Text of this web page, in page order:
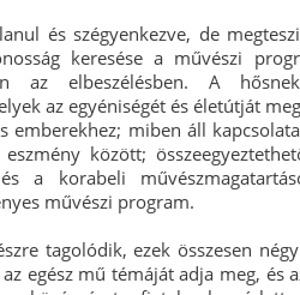
és szégyenkezve, de
keresése a művészi
az elbeszélésben. A
az egyéniségét és életútját
emberekhez; miben áll
között;
a korabeli
művészi program.
tagolódik, ezek összesen
egész mű témáját adja meg, és